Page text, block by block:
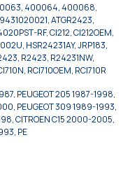
400064, 400068,
ATGR2423,
RF, CI212, CI212OEM,
HSR24231AY, JRP183,
R2423, R24231NW,
RCI710OEM, RCI710R
PEUGEOT 205 1987-1998,
PEUGEOT 309 1989-1993,
CITROEN C15 2000-2005,
PE